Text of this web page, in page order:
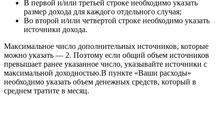
В первой и/или третьей строке необходимо указать
размер дохода для каждого отдельного случая;
Во второй и/или четвертой строке необходимо указать
источники дохода.
Максимальное число дополнительных источников, которые
можно указать — 2. Поэтому если общий объем источников
превышает ранее указанное число, указывайте источники с
максимальной доходностью.В пункте «Ваши расходы»
необходимо указать объем денежных средств, который в
среднем тратите в месяц.